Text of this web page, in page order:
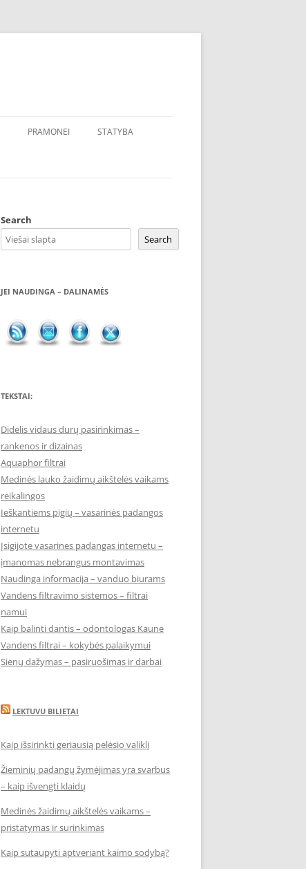
PRAMONEI STATYBA
Search
Search
JEI NAUDINGA – DALINAMĖS
TEKSTAI:
Didelis vidaus durų pasirinkimas –
rankenos ir dizainas
Aquaphor filtrai
Medinės lauko žaidimų aikštelės vaikams
reikalingos
Ieškantiems pigių – vasarinės padangos
internetu
Įsigijote vasarines padangas internetu –
įmanomas nebrangus montavimas
Naudinga informacija – vanduo biurams
Vandens filtravimo sistemos – filtrai
namui
Kaip balinti dantis – odontologas Kaune
Vandens filtrai – kokybės palaikymui
Sienų dažymas – pasiruošimas ir darbai
LEKTUVU BILIETAI
Kaip išsirinkti geriausią pelėsio valiklį
Žieminių padangų žymėjimas yra svarbus
– kaip išvengti klaidų
Medinės žaidimų aikštelės vaikams –
pristatymas ir surinkimas
Kaip sutaupyti aptveriant kaimo sodybą?